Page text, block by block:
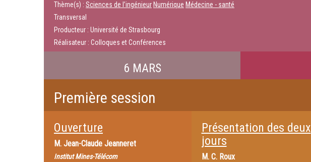
Thème(s) : Sciences de l’ingénieur Numérique Médecine - santé
Transversal
Producteur : Université de Strasbourg
Réalisateur : Colloques et Conférences
6 MARS
Première session
Ouverture
M. Jean-Claude Jeanneret
Institut Mines-Télécom
Présentation des deux
jours
M. C. Roux